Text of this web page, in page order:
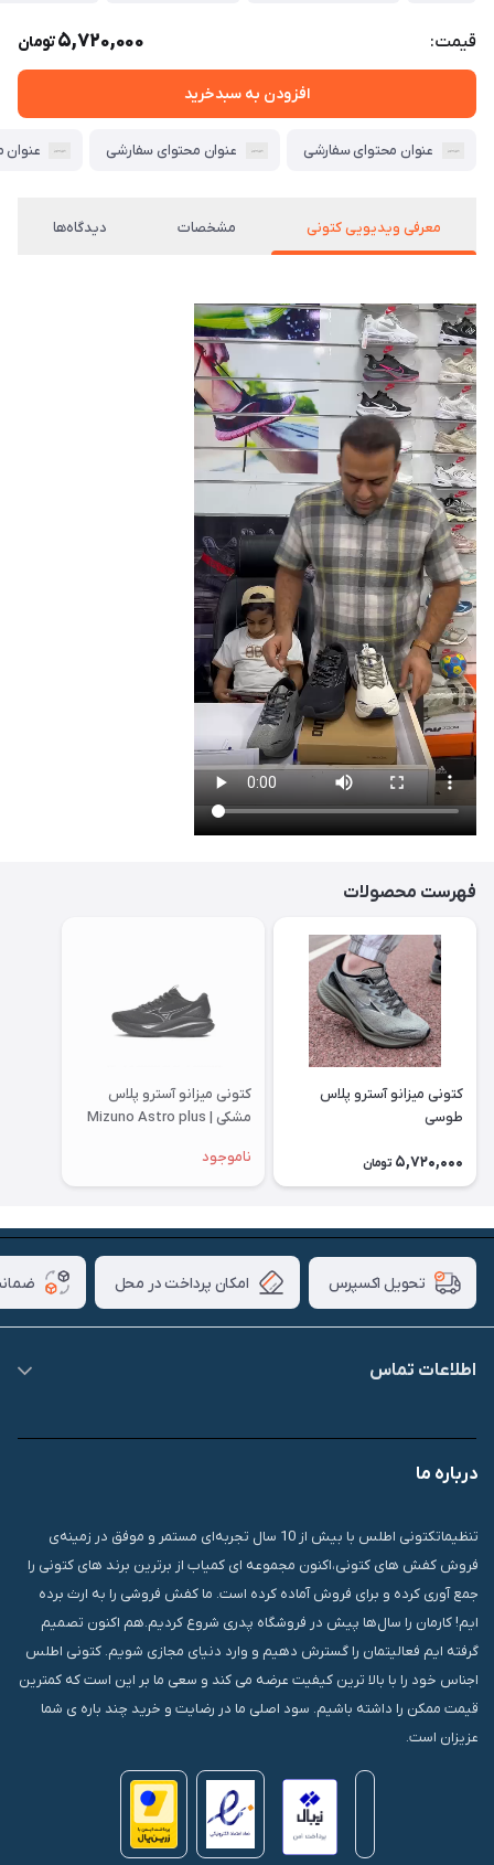
قیمت: 5,720,000تومان
افزودن به سبدخرید
عنوان محتوای سفارشی عنوان محتوای سفارشی عنوان
معرفی ویدیویی کتونی مشخصات دیدگاه‌ها
فهرست محصولات
کتونی میزانو آسترو پلاس
طوسی
5,720,000 تومان
کتونی میزانو آسترو پلاس
مشکی | Mizuno Astro plus
ناموجود
تحویل اکسپرس امکان پرداخت در محل
اطلاعات تماس
درباره ما
تنظیماتکتونی اطلس با بیش از 10 سال تجربه‌ای مستمر و موفق در زمینه‌ی
فروش کفش های کتونی،اکنون مجموعه ای کمیاب از برترین برند های کتونی را
جمع آوری کرده و برای فروش آماده کرده است. ما کفش فروشی را به ارث برده
ایم! کارمان را سال‌ها پیش در فروشگاه پدری شروع کردیم.هم اکنون تصمیم
گرفته ایم فعالیتمان را گسترش دهیم و وارد دنیای مجازی شویم. کتونی اطلس
اجناس خود را با بالا ترین کیفیت عرضه می کند و سعی ما بر این است که کمترین
قیمت ممکن را داشته باشیم. سود اصلی ما در رضایت و خرید چند باره ی شما
عزیزان است.